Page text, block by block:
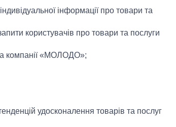
інформації про товари та
користувачів про товари та послуги
компанії «МОЛОДО»;
удосконалення товарів та послуг